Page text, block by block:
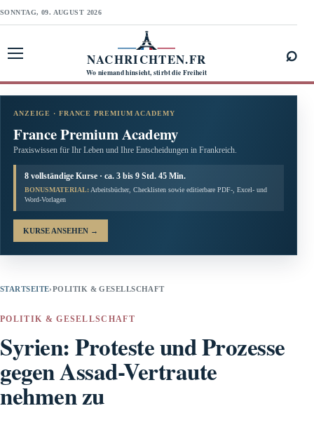
SONNTAG, 09. AUGUST 2026
NACHRICHTEN.FR
Wo niemand hinsieht, stirbt die Freiheit
⌕
ANZEIGE · FRANCE PREMIUM ACADEMY
France Premium Academy
Praxiswissen für Ihr Leben und Ihre Entscheidungen in Frankreich.
8 vollständige Kurse · ca. 3 bis 9 Std. 45 Min.
BONUSMATERIAL: Arbeitsbücher, Checklisten sowie editierbare PDF-, Excel- und
Word-Vorlagen
KURSE ANSEHEN →
STARTSEITE›POLITIK & GESELLSCHAFT
POLITIK & GESELLSCHAFT
Syrien: Proteste und Prozesse
gegen Assad-Vertraute
nehmen zu